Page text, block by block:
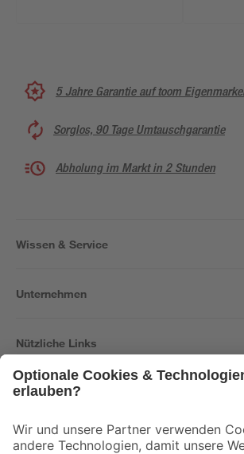
5 Jahre Garantie auf toom
Sorglos, 90 Tage Umtauschgarantie
Abholung im Markt in 2 Stunden
Wissen & Service
Unternehmen
Nützliche Links
Der toom Newsletter: Keine Angebote und Aktionen